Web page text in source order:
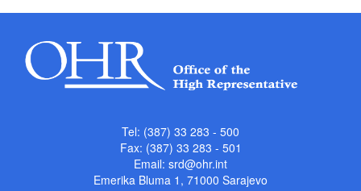
Tel: (387) 33 283 - 500
Fax: (387) 33 283 - 501
Email: srd@ohr.int
Emerika Bluma 1, 71000 Sarajevo